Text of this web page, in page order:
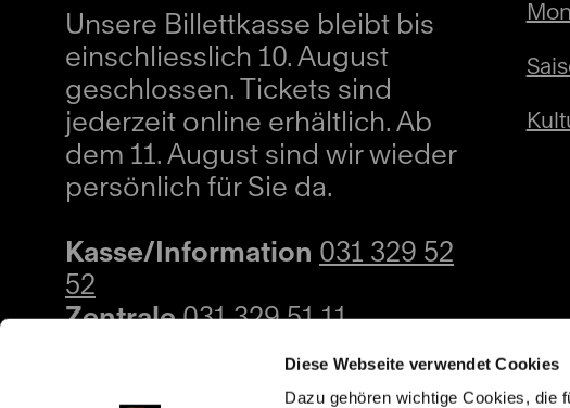
Diese Webseite verwendet Cookies
Dazu gehören wichtige Cookies, die
Unsere Billettkasse bleibt bis
einschliesslich 10. August
geschlossen. Tickets sind
jederzeit online erhältlich. Ab
dem 11. August sind wir wieder
persönlich für Sie da.
Kasse/Information 031 329 52
52
Zentrale 031 329 51 11
kasse@buehnenbern.ch